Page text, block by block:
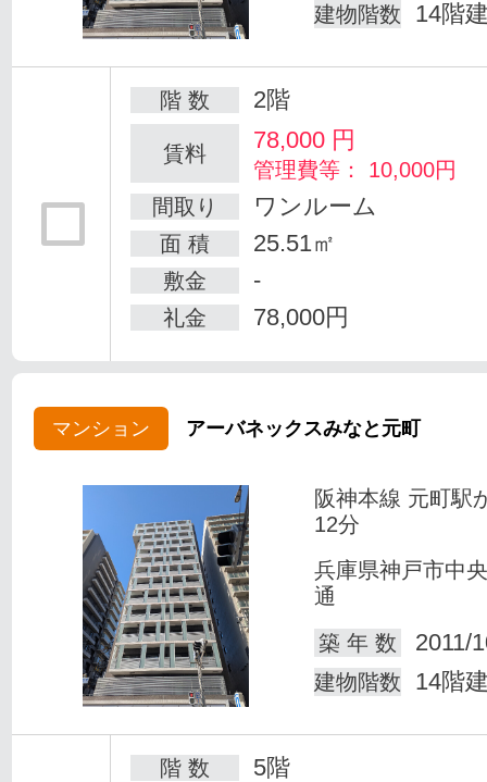
建物階数 14階
階 数 2階
賃料 78,000 円
管理費等： 10,000円
間取り
ワンルーム
面 積 25.51㎡
敷金 -
礼金 78,000円
マンション アーバネックスみなと元町
阪神本線 元町駅
12分
兵庫県神戸市中
通
築 年 数
2011/
建物階数 14階
階 数 5階